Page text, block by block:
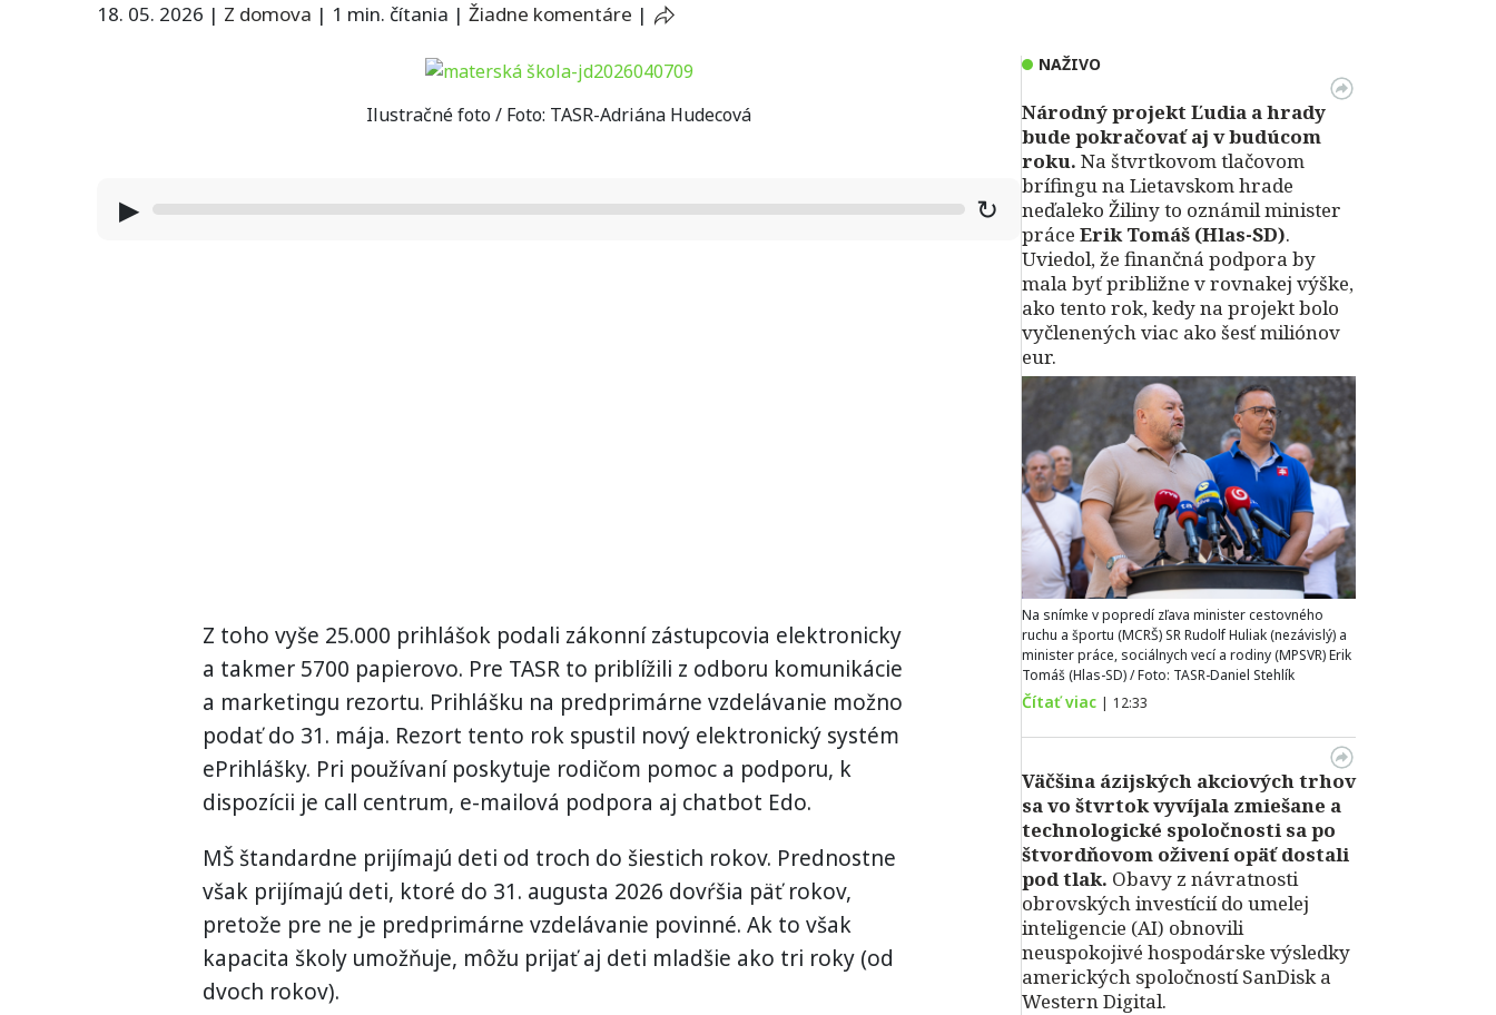
18. 05. 2026 | Z domova | 1 min. čítania | Žiadne komentáre |
Ilustračné foto / Foto: TASR-Adriána Hudecová
▶ ↻
Z toho vyše 25.000 prihlášok podali zákonní zástupcovia elektronicky
a takmer 5700 papierovo. Pre TASR to priblížili z odboru komunikácie
a marketingu rezortu. Prihlášku na predprimárne vzdelávanie možno
podať do 31. mája. Rezort tento rok spustil nový elektronický systém
ePrihlášky. Pri používaní poskytuje rodičom pomoc a podporu, k
dispozícii je call centrum, e-mailová podpora aj chatbot Edo.
MŠ štandardne prijímajú deti od troch do šiestich rokov. Prednostne
však prijímajú deti, ktoré do 31. augusta 2026 dovŕšia päť rokov,
pretože pre ne je predprimárne vzdelávanie povinné. Ak to však
kapacita školy umožňuje, môžu prijať aj deti mladšie ako tri roky (od
dvoch rokov).
NAŽIVO
Národný projekt Ľudia a hrady
bude pokračovať aj v budúcom
roku. Na štvrtkovom tlačovom
brífingu na Lietavskom hrade
neďaleko Žiliny to oznámil minister
práce Erik Tomáš (Hlas-SD).
Uviedol, že finančná podpora by
mala byť približne v rovnakej výške,
ako tento rok, kedy na projekt bolo
vyčlenených viac ako šesť miliónov
eur.
Na snímke v popredí zľava minister cestovného
ruchu a športu (MCRŠ) SR Rudolf Huliak (nezávislý) a
minister práce, sociálnych vecí a rodiny (MPSVR) Erik
Tomáš (Hlas-SD) / Foto: TASR-Daniel Stehlík
Čítať viac | 12:33
Väčšina ázijských akciových trhov
sa vo štvrtok vyvíjala zmiešane a
technologické spoločnosti sa po
štvordňovom oživení opäť dostali
pod tlak. Obavy z návratnosti
obrovských investícií do umelej
inteligencie (AI) obnovili
neuspokojivé hospodárske výsledky
amerických spoločností SanDisk a
Western Digital.